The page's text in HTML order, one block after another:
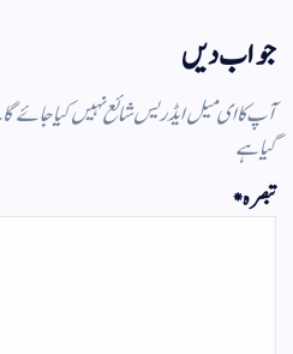
جواب دیں
آپ کا ای میل ایڈریس شائع نہیں کیا جائے
گیا ہے
تبصرہ*